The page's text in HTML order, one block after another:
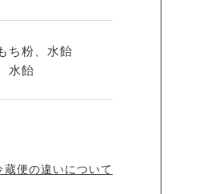
ち粉、水飴
水飴
蔵便の違いについて